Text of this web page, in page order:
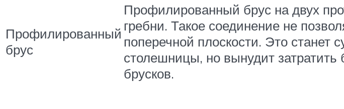
Профилированный
брус
Профилированный брус на двух
гребни. Такое соединение не
поперечной плоскости. Это
столешницы, но вынудит
брусков.